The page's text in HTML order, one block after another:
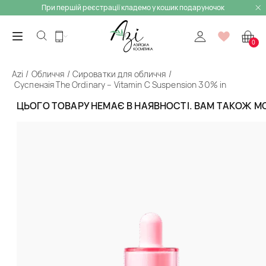
При першій реєстрації кладемо у кошик подаруночок
0
ЦЬОГО ТОВАРУ НЕМАЄ В НАЯВНОСТІ. ВАМ ТАКОЖ
Azi Обличчя
Сироватки для обличчя
Суспензія The Ordinary – Vitamin C Suspension 30% in